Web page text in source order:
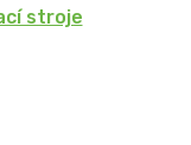
stroje